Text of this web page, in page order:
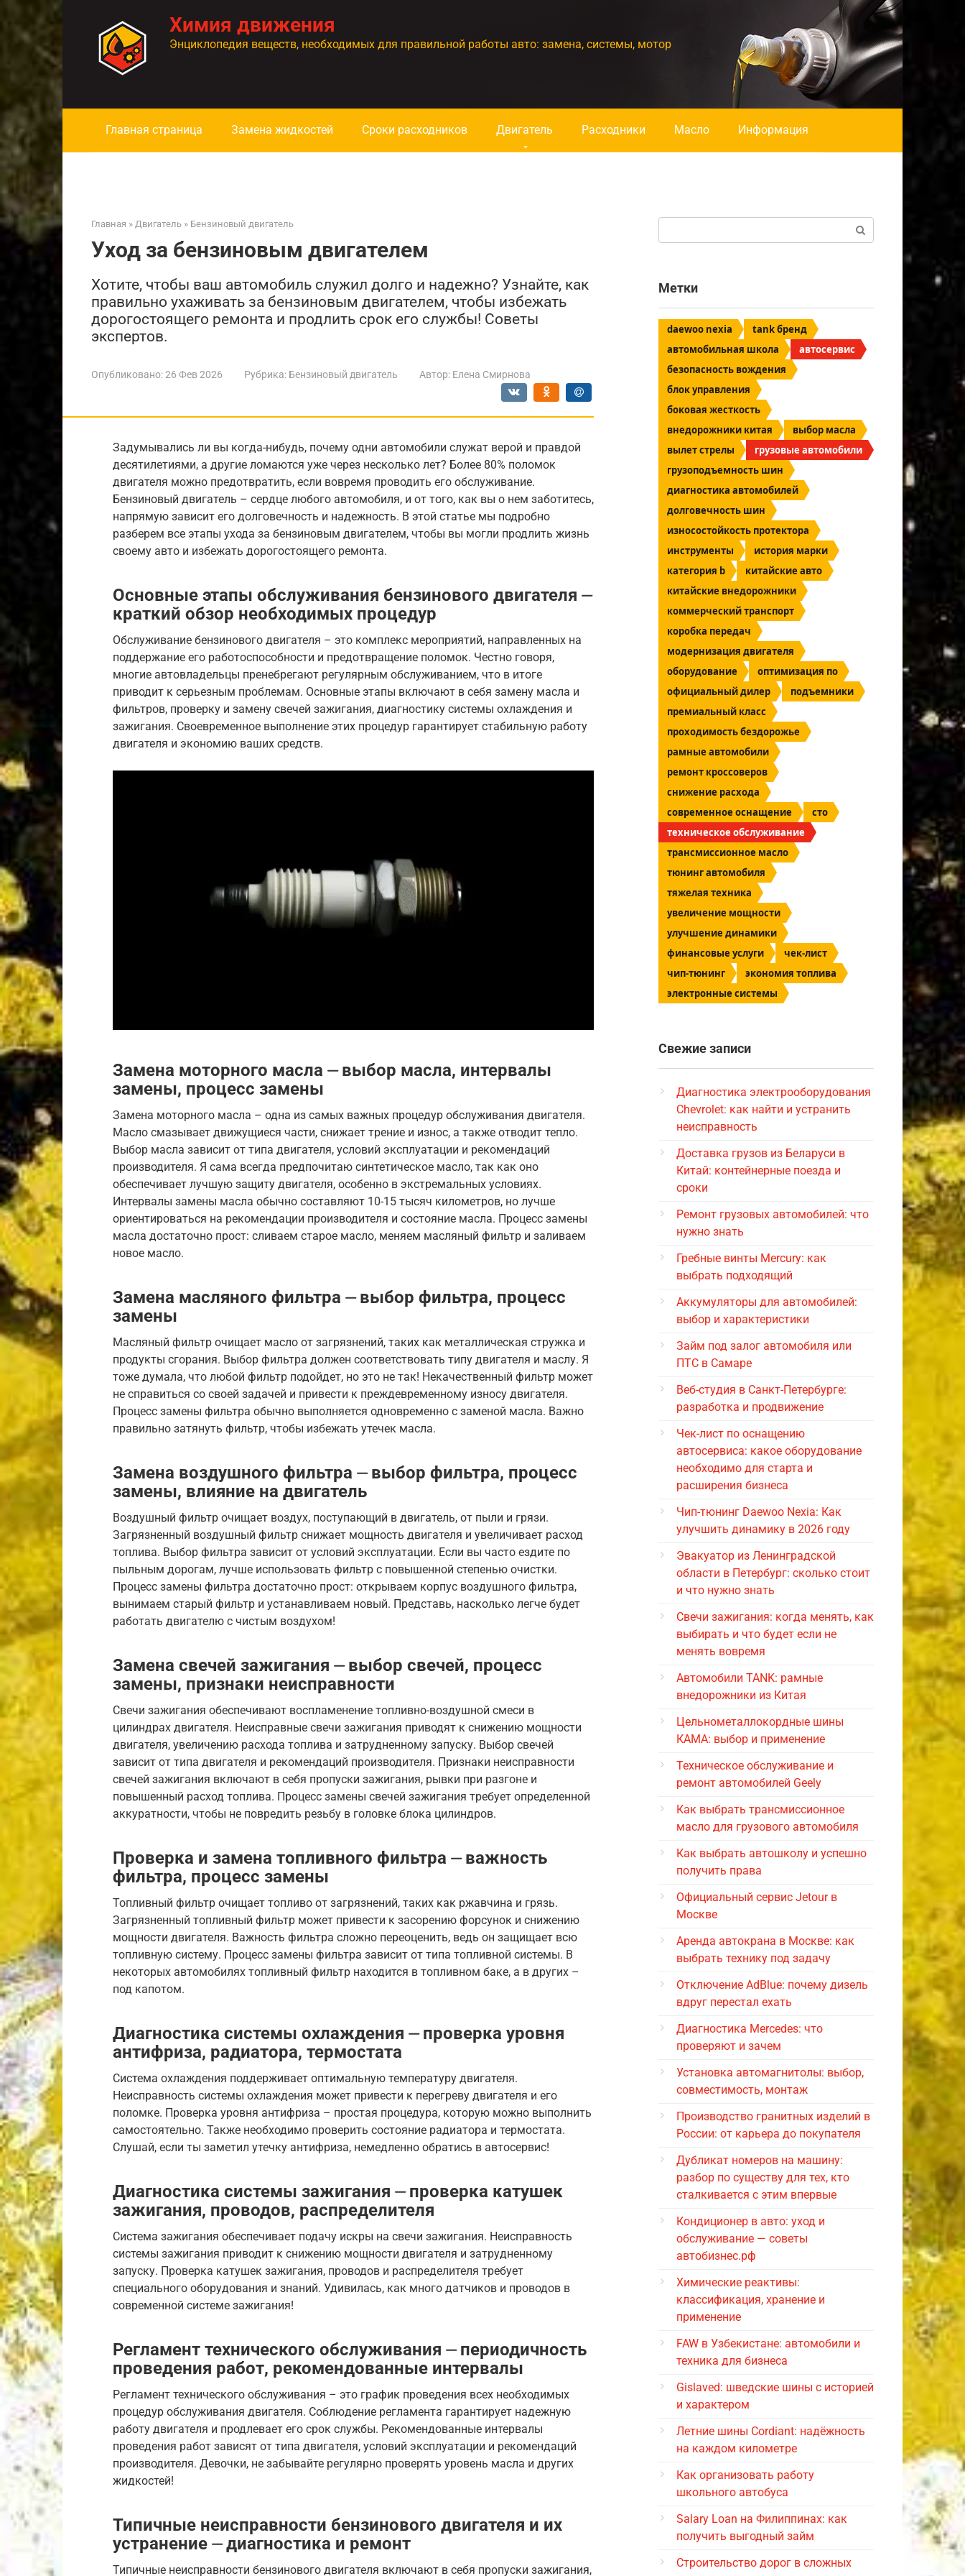
контенту
Химия движения
Энциклопедия веществ, необходимых для правильной работы авто: замена, системы, мотор
Главная страница Замена жидкостей Сроки расходников Двигатель Расходники Масло Информация
Главная » Двигатель » Бензиновый двигатель
Уход за бензиновым двигателем
Хотите, чтобы ваш автомобиль служил долго и надежно? Узнайте, как
правильно ухаживать за бензиновым двигателем, чтобы избежать
дорогостоящего ремонта и продлить срок его службы! Советы
экспертов.
Опубликовано:26 Фев 2026 Рубрика: Бензиновый двигатель Автор: Елена Смирнова
Задумывались ли вы когда-нибудь, почему одни автомобили служат верой и правдой
десятилетиями, а другие ломаются уже через несколько лет? Более 80% поломок
двигателя можно предотвратить, если вовремя проводить его обслуживание.
Бензиновый двигатель – сердце любого автомобиля, и от того, как вы о нем заботитесь,
напрямую зависит его долговечность и надежность. В этой статье мы подробно
разберем все этапы ухода за бензиновым двигателем, чтобы вы могли продлить жизнь
своему авто и избежать дорогостоящего ремонта.
Основные этапы обслуживания бензинового двигателя ⏤
краткий обзор необходимых процедур
Обслуживание бензинового двигателя – это комплекс мероприятий, направленных на
поддержание его работоспособности и предотвращение поломок. Честно говоря,
многие автовладельцы пренебрегают регулярным обслуживанием, что в итоге
приводит к серьезным проблемам. Основные этапы включают в себя замену масла и
фильтров, проверку и замену свечей зажигания, диагностику системы охлаждения и
зажигания. Своевременное выполнение этих процедур гарантирует стабильную работу
двигателя и экономию ваших средств.
Замена моторного масла ⏤ выбор масла, интервалы
замены, процесс замены
Замена моторного масла – одна из самых важных процедур обслуживания двигателя.
Масло смазывает движущиеся части, снижает трение и износ, а также отводит тепло.
Выбор масла зависит от типа двигателя, условий эксплуатации и рекомендаций
производителя. Я сама всегда предпочитаю синтетическое масло, так как оно
обеспечивает лучшую защиту двигателя, особенно в экстремальных условиях.
Интервалы замены масла обычно составляют 10-15 тысяч километров, но лучше
ориентироваться на рекомендации производителя и состояние масла. Процесс замены
масла достаточно прост: сливаем старое масло, меняем масляный фильтр и заливаем
новое масло.
Замена масляного фильтра ⏤ выбор фильтра, процесс
замены
Масляный фильтр очищает масло от загрязнений, таких как металлическая стружка и
продукты сгорания. Выбор фильтра должен соответствовать типу двигателя и маслу. Я
тоже думала, что любой фильтр подойдет, но это не так! Некачественный фильтр может
не справиться со своей задачей и привести к преждевременному износу двигателя.
Процесс замены фильтра обычно выполняется одновременно с заменой масла. Важно
правильно затянуть фильтр, чтобы избежать утечек масла.
Замена воздушного фильтра ⏤ выбор фильтра, процесс
замены, влияние на двигатель
Воздушный фильтр очищает воздух, поступающий в двигатель, от пыли и грязи.
Загрязненный воздушный фильтр снижает мощность двигателя и увеличивает расход
топлива. Выбор фильтра зависит от условий эксплуатации. Если вы часто ездите по
пыльным дорогам, лучше использовать фильтр с повышенной степенью очистки.
Процесс замены фильтра достаточно прост: открываем корпус воздушного фильтра,
вынимаем старый фильтр и устанавливаем новый. Представь, насколько легче будет
работать двигателю с чистым воздухом!
Замена свечей зажигания ⏤ выбор свечей, процесс
замены, признаки неисправности
Свечи зажигания обеспечивают воспламенение топливно-воздушной смеси в
цилиндрах двигателя. Неисправные свечи зажигания приводят к снижению мощности
двигателя, увеличению расхода топлива и затрудненному запуску. Выбор свечей
зависит от типа двигателя и рекомендаций производителя. Признаки неисправности
свечей зажигания включают в себя пропуски зажигания, рывки при разгоне и
повышенный расход топлива. Процесс замены свечей зажигания требует определенной
аккуратности, чтобы не повредить резьбу в головке блока цилиндров.
Проверка и замена топливного фильтра ⏤ важность
фильтра, процесс замены
Топливный фильтр очищает топливо от загрязнений, таких как ржавчина и грязь.
Загрязненный топливный фильтр может привести к засорению форсунок и снижению
мощности двигателя. Важность фильтра сложно переоценить, ведь он защищает всю
топливную систему. Процесс замены фильтра зависит от типа топливной системы. В
некоторых автомобилях топливный фильтр находится в топливном баке, а в других –
под капотом.
Диагностика системы охлаждения ⏤ проверка уровня
антифриза, радиатора, термостата
Система охлаждения поддерживает оптимальную температуру двигателя.
Неисправность системы охлаждения может привести к перегреву двигателя и его
поломке. Проверка уровня антифриза – простая процедура, которую можно выполнить
самостоятельно. Также необходимо проверить состояние радиатора и термостата.
Слушай, если ты заметил утечку антифриза, немедленно обратись в автосервис!
Диагностика системы зажигания ⏤ проверка катушек
зажигания, проводов, распределителя
Система зажигания обеспечивает подачу искры на свечи зажигания. Неисправность
системы зажигания приводит к снижению мощности двигателя и затрудненному
запуску. Проверка катушек зажигания, проводов и распределителя требует
специального оборудования и знаний. Удивилась, как много датчиков и проводов в
современной системе зажигания!
Регламент технического обслуживания ⏤ периодичность
проведения работ, рекомендованные интервалы
Регламент технического обслуживания – это график проведения всех необходимых
процедур обслуживания двигателя. Соблюдение регламента гарантирует надежную
работу двигателя и продлевает его срок службы. Рекомендованные интервалы
проведения работ зависят от типа двигателя, условий эксплуатации и рекомендаций
производителя. Девочки, не забывайте регулярно проверять уровень масла и других
жидкостей!
Типичные неисправности бензинового двигателя и их
устранение ⏤ диагностика и ремонт
Типичные неисправности бензинового двигателя включают в себя пропуски зажигания,
Метки
daewoo nexia
tank бренд
автомобильная школа
автосервис
безопасность вождения
блок управления
боковая жесткость
внедорожники китая
выбор масла
вылет стрелы
грузовые автомобили
грузоподъемность шин
диагностика автомобилей
долговечность шин
износостойкость протектора
инструменты
история марки
категория b
китайские авто
китайские внедорожники
коммерческий транспорт
коробка передач
модернизация двигателя
оборудование
оптимизация по
официальный дилер
подъемники
премиальный класс
проходимость бездорожье
рамные автомобили
ремонт кроссоверов
снижение расхода
современное оснащение
сто
техническое обслуживание
трансмиссионное масло
тюнинг автомобиля
тяжелая техника
увеличение мощности
улучшение динамики
финансовые услуги
чек-лист
чип-тюнинг
экономия топлива
электронные системы
Свежие записи
Диагностика электрооборудования
Chevrolet: как найти и устранить
неисправность
Доставка грузов из Беларуси в
Китай: контейнерные поезда и
сроки
Ремонт грузовых автомобилей: что
нужно знать
Гребные винты Mercury: как
выбрать подходящий
Аккумуляторы для автомобилей:
выбор и характеристики
Займ под залог автомобиля или
ПТС в Самаре
Веб-студия в Санкт-Петербурге:
разработка и продвижение
Чек-лист по оснащению
автосервиса: какое оборудование
необходимо для старта и
расширения бизнеса
Чип-тюнинг Daewoo Nexia: Как
улучшить динамику в 2026 году
Эвакуатор из Ленинградской
области в Петербург: сколько стоит
и что нужно знать
Свечи зажигания: когда менять, как
выбирать и что будет если не
менять вовремя
Автомобили TANK: рамные
внедорожники из Китая
Цельнометаллокордные шины
КАМА: выбор и применение
Техническое обслуживание и
ремонт автомобилей Geely
Как выбрать трансмиссионное
масло для грузового автомобиля
Как выбрать автошколу и успешно
получить права
Официальный сервис Jetour в
Москве
Аренда автокрана в Москве: как
выбрать технику под задачу
Отключение AdBlue: почему дизель
вдруг перестал ехать
Диагностика Mercedes: что
проверяют и зачем
Установка автомагнитолы: выбор,
совместимость, монтаж
Производство гранитных изделий в
России: от карьера до покупателя
Дубликат номеров на машину:
разбор по существу для тех, кто
сталкивается с этим впервые
Кондиционер в авто: уход и
обслуживание — советы
автобизнес.рф
Химические реактивы:
классификация, хранение и
применение
FAW в Узбекистане: автомобили и
техника для бизнеса
Gislaved: шведские шины с историей
и характером
Летние шины Cordiant: надёжность
на каждом километре
Как организовать работу
школьного автобуса
Salary Loan на Филиппинах: как
получить выгодный займ
Строительство дорог в сложных